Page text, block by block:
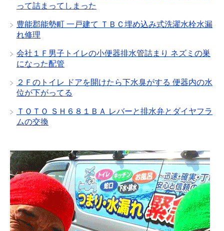
って詰まってしまった
豊能郡能勢町 一戸建て ＴＢＣ埋め込み式洗濯水栓水漏
れ修理
会社１Ｆ男子トイレの小便器排水管詰まり ネズミの巣
になった配管
２Ｆのトイレ ドアを開けたら下水臭がする 便器内の水
位が下がってる
ＴＯＴＯ ＳＨ６８１ＢＡ レバーと排水弁とダイヤフラ
ムの交換